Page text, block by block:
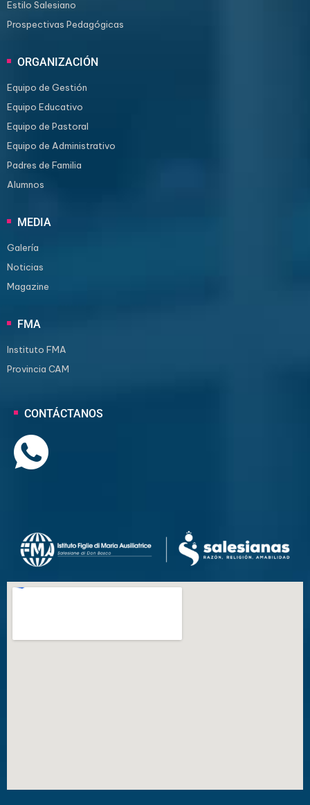
Estilo Salesiano
Prospectivas Pedagógicas
ORGANIZACIÓN
Equipo de Gestión
Equipo Educativo
Equipo de Pastoral
Equipo de Administrativo
Padres de Familia
Alumnos
MEDIA
Galería
Noticias
Magazine
FMA
Instituto FMA
Provincia CAM
CONTÁCTANOS